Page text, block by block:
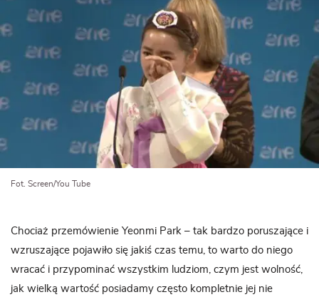
Fot. Screen/You Tube
Chociaż przemówienie Yeonmi Park – tak bardzo poruszające i
wzruszające pojawiło się jakiś czas temu, to warto do niego
wracać i przypominać wszystkim ludziom, czym jest wolność,
jak wielką wartość posiadamy często kompletnie jej nie